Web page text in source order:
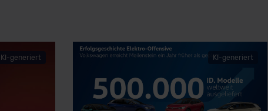
KI-generiert KI-generiert